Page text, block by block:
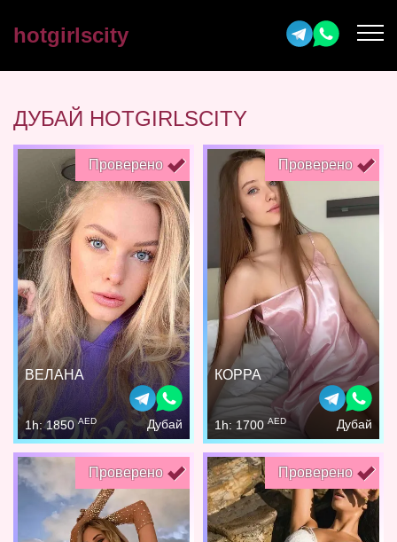
hotgirlscity
ДУБАЙ HOTGIRLSCITY
Проверено
ВЕЛАНА
1h: 1850AED Дубай
Проверено
КОРРА
1h: 1700 AED Дубай
Проверено Проверено